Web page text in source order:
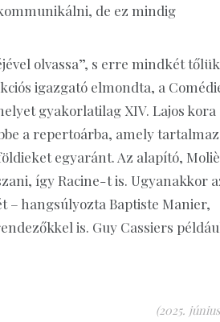
de ez mindig
olvassa”, s erre mindkét tőlük
igazgató elmondta, a
gyakorlatilag XIV. Lajos kora
a repertoárba, amely tartalmaz
egyaránt. Az alapító,
így Racine-t is. Ugyanakkor
– hangsúlyozta Baptiste Manier,
is. Guy Cassiers
(2025.